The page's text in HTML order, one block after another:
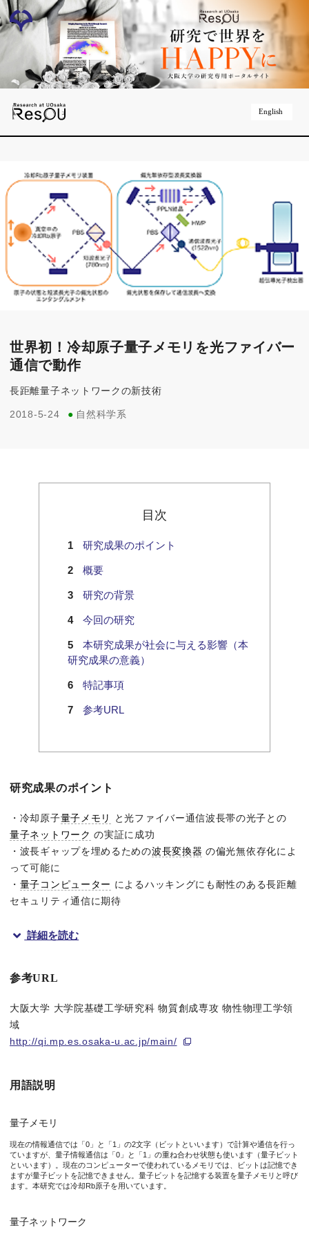
English
世界初！冷却原子量子メモリを光ファイバー
通信で動作
長距離量子ネットワークの新技術
2018-5-24 ● 自然科学系
目次
研究成果のポイント
概要
研究の背景
今回の研究
本研究成果が社会に与える影響（本
研究成果の意義）
特記事項
参考URL
研究成果のポイント
・冷却原子量子メモリ
と光ファイバー通信波長帯の光子との
量子ネットワーク の実証に成功
・波長ギャップを埋めるための波長変換器 の偏光無依存化によ
って可能に
・ 量子コンピューター によるハッキングにも耐性のある長距離
セキュリティ通信に期待
大阪大学大学院基礎工学研究科の山本俊准教授および生田力三
量子ネットワークは量子コンピューターによるハッキングにも
本研究グループは、量子の不思議を利用できる状態のまま、光
図1 原子と通信波長光子の量子ネットワークの概要
研究の背景
詳細を読む
参考URL
大阪大学 大学院基礎工学研究科 物質創成専攻 物性物理工学領
域
http://qi.mp.es.osaka-u.ac.jp/main/
用語説明
量子メモリ
現在の情報通信では「0」と「1」の2文字（ビットといいます）で計算や通信を行っ
ていますが、量子情報通信は「0」と「1」の重ね合わせ状態も使います（量子ビット
といいます）。現在のコンピューターで使われているメモリでは、ビットは記憶でき
ますが量子ビットを記憶できません。量子ビットを記憶する装置を量子メモリと呼び
ます。本研究では冷却Rb原子を用いています。
量子ネットワーク